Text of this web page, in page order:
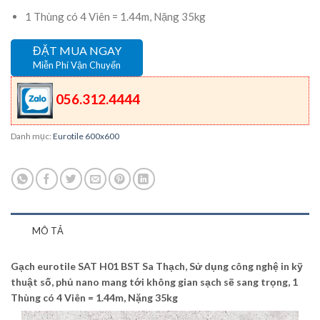
1 Thùng có 4 Viên = 1.44m, Nặng 35kg
ĐẶT MUA NGAY
Miễn Phí Vận Chuyển
056.312.4444
Danh mục: Eurotile 600x600
MÔ TẢ
Gạch eurotile SAT H01 BST Sa Thạch, Sử dụng công nghệ in kỹ
thuật số, phủ nano mang tới không gian sạch sẽ sang trọng, 1
Thùng có 4 Viên = 1.44m, Nặng 35kg